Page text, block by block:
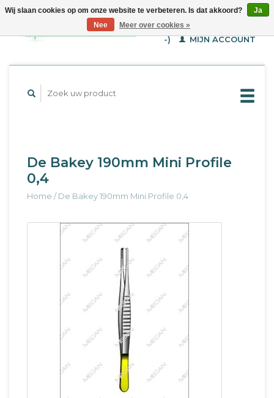
WINKELWAGEN (€--,-
-)
MIJN ACCOUNT
De Bakey 190mm Mini Profile
0,4
Home /De Bakey 190mm Mini Profile 0,4
Wij slaan cookies op om onze website te verbeteren. Is dat akkoord?
Ja
Nee
Meer over cookies »